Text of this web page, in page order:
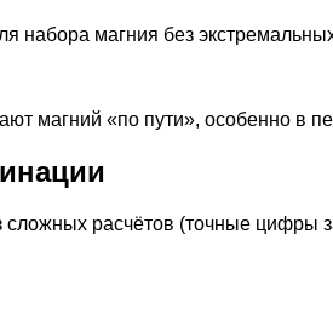
магния без
магний «по пути», особенно в
расчётов (точные цифры